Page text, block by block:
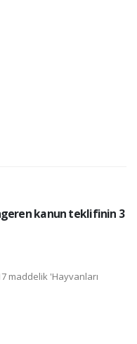
kanun teklifinin 3
maddelik 'Hayvanları